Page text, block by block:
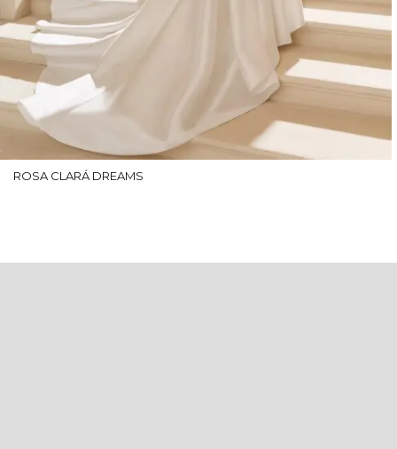
ROSA CLARÁ DREAMS